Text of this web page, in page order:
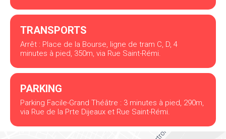
TRANSPORTS
Arrêt : Place de la Bourse, ligne de tram C, D, 4
minutes à pied, 350m, via Rue Saint-Rémi.
PARKING
Parking Facile-Grand Théâtre : 3 minutes à pied, 290m,
via Rue de la Prte Dijeaux et Rue Saint-Rémi.